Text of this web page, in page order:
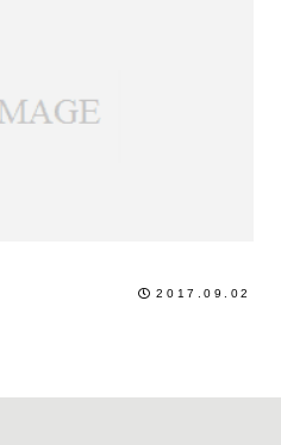
2017.09.02